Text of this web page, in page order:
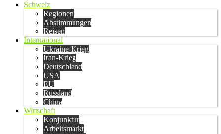
Schweiz
Regionen
Abstimmungen
Reisen
International
Ukraine-Krieg
Iran-Krieg
Deutschland
USA
EU
Russland
China
Wirtschaft
Konjunktur
Arbeitsmarkt